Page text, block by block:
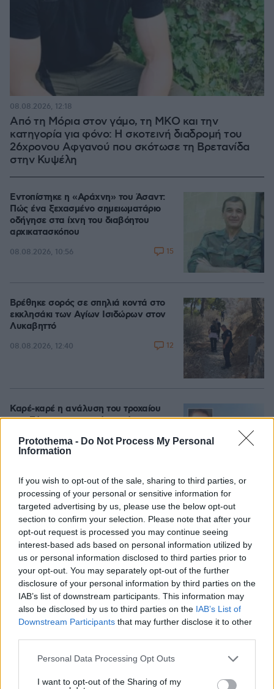
Protothema - Do Not Process My Personal
Information
If you wish to opt-out of the sale, sharing to third parties, or
processing of your personal or sensitive information for
targeted advertising by us, please use the below opt-out
section to confirm your selection. Please note that after your
opt-out request is processed you may continue seeing
interest-based ads based on personal information utilized by
us or personal information disclosed to third parties prior to
your opt-out. You may separately opt-out of the further
disclosure of your personal information by third parties on the
IAB’s list of downstream participants. This information may
also be disclosed by us to third parties on the IAB’s List of
Downstream Participants that may further disclose it to other
Please note that this website/app uses one or more Google
not limited to your visit or usage behaviour. You may click to
Personal Data Processing Opt Outs
I want to opt-out of the Sharing of my
Από τη Μόρια στον γάμο, τη ΜΚΟ και την
κατηγορία για φόνο: Η σκοτεινή διαδρομή του
26χρονου Αφγανού που σκότωσε τη Βρετανίδα
στην Κυψέλη
08.08.2026, 12:18
Εντοπίστηκε η «Αράχνη» του Άσαντ:
Πώς ένα ξεχασμένο σημειωματάριο
οδήγησε στα ίχνη του διαβόητου
αρχικατασκόπου
08.08.2026, 10:56 15
Βρέθηκε σορός σε σπηλιά κοντά στο
εκκλησάκι των Αγίων Ισιδώρων στον
Λυκαβηττό
08.08.2026, 12:40 12
Καρέ-καρέ η ανάλυση του τροχαίου
στις Σέρρες με νεκρούς μητέρα και
protothema
Τι έγραφαν οι ξένοι ανταποκριτές σε
τηλεγραφήματά τους από τη Μικρά
Ασία το 1921
08.08.2026, 10:26 14
Ο «Δράκος» του Λονδίνου: 40χρονος
βίαζε γυναίκες, η αστυνομία τον είχε
συλλάβει και τον άφησε ελεύθερο